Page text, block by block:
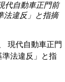
代自動車正門前
法違反」と指摘
現代自動車正門
法違反」と指